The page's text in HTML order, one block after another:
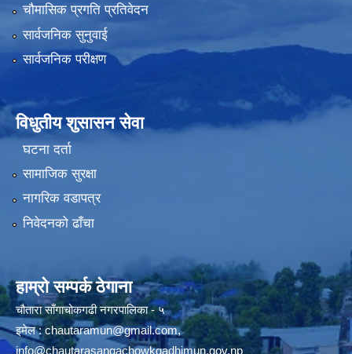
चौमासिक प्रगति प्रतिवेदन
सार्वजनिक सुनुवाई
सार्वजनिक परीक्षण
विधुतीय शुसासन सेवा
घटना दर्ता
सामाजिक सुरक्षा
नागरिक वडापत्र
निवेदनको ढाँचा
हाम्रो सम्पर्क ठेगाना
चौतारा साँगाचोकगढी नगरपालिका - ५
इमेल :chautaramun@gmail.com,
info@chautarasangachowkgadhimun.gov.np